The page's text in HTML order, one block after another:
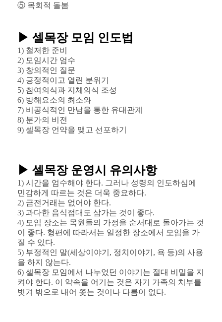
⑤ 목회적 돌봄
▶ 셀목장 모임 인도법
1) 철저한 준비
2) 모임시간 엄수
3) 창의적인 질문
4) 긍정적이고 열린 분위기
5) 참여의식과 지체의식 조성
6) 방해요소의 최소와
7) 비공식적인 만남을 통한 유대관계
8) 분가의 비전
9) 셀목장 언약을 맺고 선포하기
▶ 셀목장 운영시 유의사항
1) 시간을 엄수해야 한다. 그러나 성령의 인도하심에
민감하게 따르는 것은 더욱 중요하다.
2) 금전거래는 없어야 한다.
3) 과다한 음식접대도 삼가는 것이 좋다.
4) 모임 장소는 목원들의 가정을 순서대로 돌아가는 것
이 좋다. 형편에 따라서는 일정한 장소에서 모임을 가
질 수 있다.
5) 부정적인 말(세상이야기, 정치이야기, 욕 등)의 사용
을 하지 않는다.
6) 셀목장 모임에서 나누었던 이야기는 절대 비밀을 지
켜야 한다. 이 약속을 어기는 것은 자기 가족의 치부를
벗겨 밖으로 내어 쫓는 것이나 다름이 없다.